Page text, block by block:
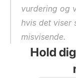
vurdering og
hvis det viser
misvisende.
Hold